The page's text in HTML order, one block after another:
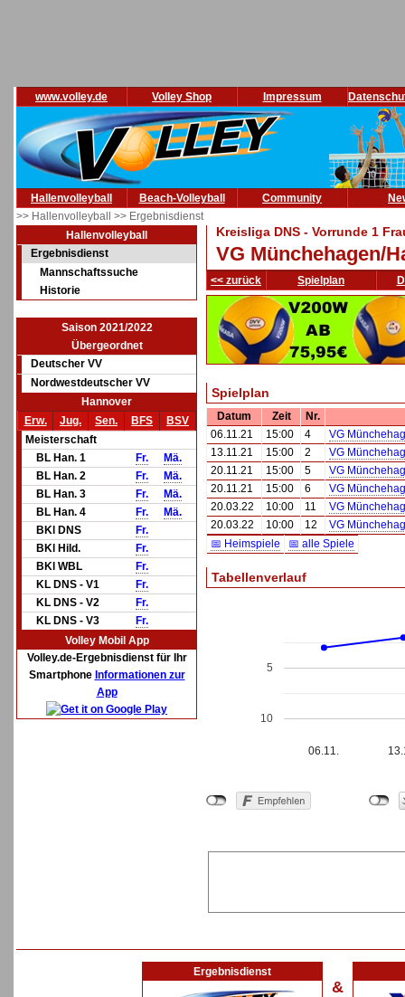
www.volley.de Volley Shop Impressum
Hallenvolleyball Beach-Volleyball Community
>> Hallenvolleyball >> Ergebnisdienst
Hallenvolleyball
Ergebnisdienst
Mannschaftssuche
Historie
Saison 2021/2022
Übergeordnet
Deutscher VV
Nordwestdeutscher VV
Hannover
Erw.
Jug. Sen. BFS
BSV
Meisterschaft
BL Han. 1
Fr.
Mä.
BL Han. 2
Fr.
Mä.
BL Han. 3
Fr.
Mä.
BL Han. 4
Fr.
Mä.
BKl DNS
Fr.
BKl Hild.
Fr.
BKl WBL
Fr.
KL DNS - V1
Fr.
KL DNS - V2
Fr.
KL DNS - V3
Fr.
Volley Mobil App
Volley.de-Ergebnisdienst für Ihr
Smartphone Informationen zur
App
Kreisliga DNS - Vorrunde 1
VG Münchehagen/
<< zurück Spielplan
Spielplan
Datum Zeit Nr.
06.11.21
15:00 4
VG
13.11.21
15:00 2
VG
20.11.21
15:00 5
VG
20.11.21
15:00 6
VG
20.03.22
10:00 11
VG
20.03.22
10:00 12
VG
📅 Heimspiele
📅 alle Spiele
Tabellenverlauf
06.11.
5
10
Ergebnisdienst
&